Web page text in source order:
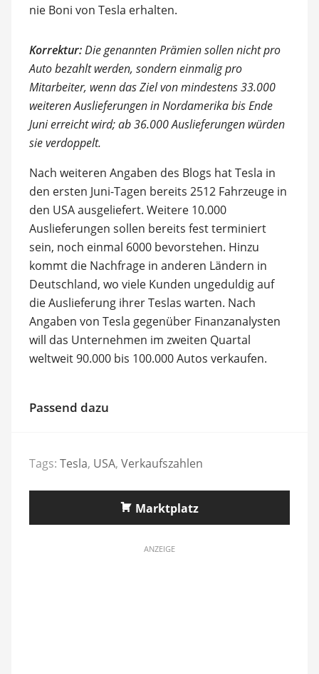
nie Boni von Tesla erhalten.
Korrektur:Die genannten Prämien sollen nicht pro
Auto bezahlt werden, sondern einmalig pro
Mitarbeiter, wenn das Ziel von mindestens 33.000
weiteren Auslieferungen in Nordamerika bis Ende
Juni erreicht wird; ab 36.000 Auslieferungen würden
sie verdoppelt.
Nach weiteren Angaben des Blogs hat Tesla in
den ersten Juni-Tagen bereits 2512 Fahrzeuge in
den USA ausgeliefert. Weitere 10.000
Auslieferungen sollen bereits fest terminiert
sein, noch einmal 6000 bevorstehen. Hinzu
kommt die Nachfrage in anderen Ländern in
Deutschland, wo viele Kunden ungeduldig auf
die Auslieferung ihrer Teslas warten. Nach
Angaben von Tesla gegenüber Finanzanalysten
will das Unternehmen im zweiten Quartal
weltweit 90.000 bis 100.000 Autos verkaufen.
Passend dazu
Tags: Tesla, USA, Verkaufszahlen
Marktplatz
ANZEIGE